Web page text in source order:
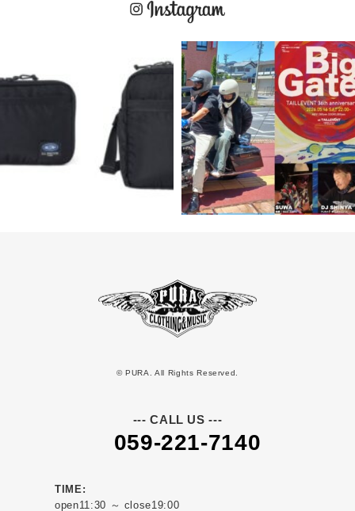
© PURA. All Rights Reserved.
--- CALL US ---
059-221-7140
TIME:
open11:30 ～ close19:00